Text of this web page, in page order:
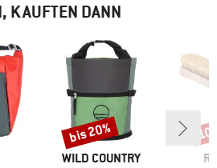
KAUFTEN DANN
MARKE
WILD COUNTRY
Rabatt
bis 20%